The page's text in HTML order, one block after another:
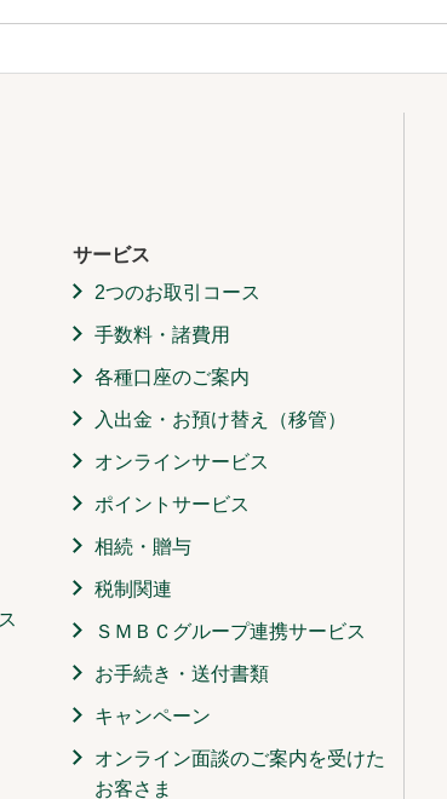
サービス
2つのお取引コース
手数料・諸費用
各種口座のご案内
入出金・お預け替え（移管）
オンラインサービス
ポイントサービス
相続・贈与
税制関連
ＳＭＢＣグループ連携サービス
お手続き・送付書類
キャンペーン
オンライン面談のご案内を受けた
お客さま